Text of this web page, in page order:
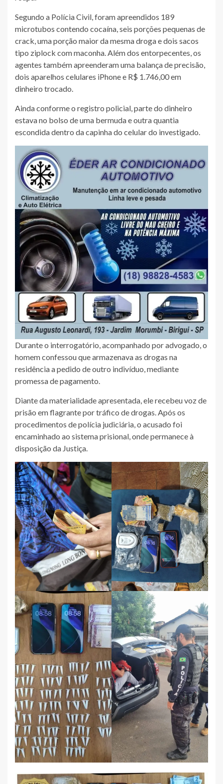
Segundo a Polícia Civil, foram apreendidos 189
microtubos contendo cocaína, seis porções pequenas de
crack, uma porção maior da mesma droga e dois sacos
tipo ziplock com maconha. Além dos entorpecentes, os
agentes também apreenderam uma balança de precisão,
dois aparelhos celulares iPhone e R$ 1.746,00 em
dinheiro trocado.
Ainda conforme o registro policial, parte do dinheiro
estava no bolso de uma bermuda e outra quantia
escondida dentro da capinha do celular do investigado.
Durante o interrogatório, acompanhado por advogado, o
homem confessou que armazenava as drogas na
residência a pedido de outro indivíduo, mediante
promessa de pagamento.
Diante da materialidade apresentada, ele recebeu voz de
prisão em flagrante por tráfico de drogas. Após os
procedimentos de polícia judiciária, o acusado foi
encaminhado ao sistema prisional, onde permanece à
disposição da Justiça.